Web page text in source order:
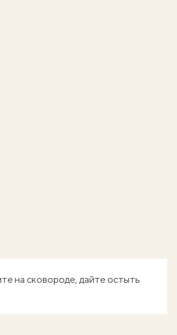
на сковороде, дайте остыть